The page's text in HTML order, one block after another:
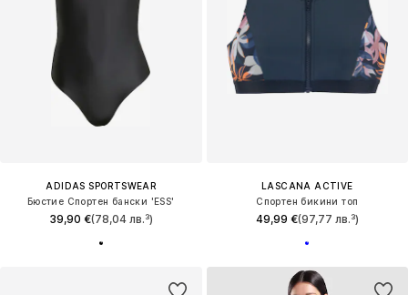
ADIDAS SPORTSWEAR
Бюстие Спортен бански 'ESS'
39,90 €(78,04 лв.³)
LASCANA ACTIVE
Спортен бикини топ
49,99 €(97,77 лв.³)